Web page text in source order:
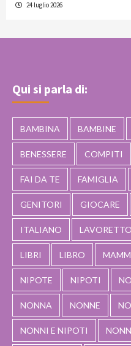
24 luglio 2026
Qui si parla di:
BAMBINA BAMBINE
BENESSERE COMPITI
FAI DA TE FAMIGLIA
GENITORI GIOCARE
ITALIANO LAVORETTO
LIBRI LIBRO
NIPOTE NIPOTI
NONNA NONNE
NONNI E NIPOTI